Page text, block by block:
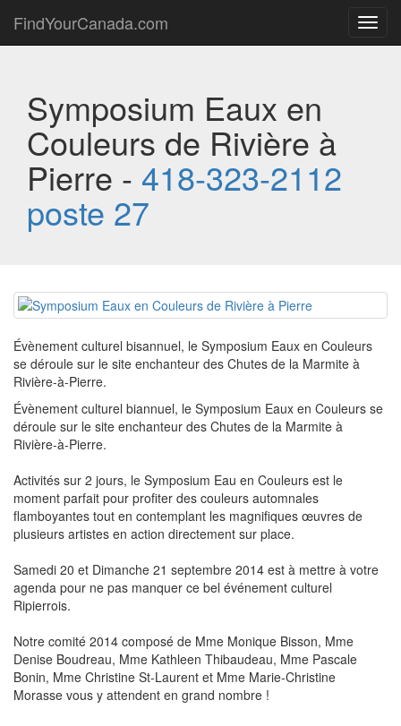
FindYourCanada.com
Symposium Eaux en
Couleurs de Rivière à
Pierre - 418-323-2112
poste 27
Évènement culturel bisannuel, le Symposium Eaux en Couleurs
se déroule sur le site enchanteur des Chutes de la Marmite à
Rivière-à-Pierre.
Évènement culturel biannuel, le Symposium Eaux en Couleurs se
déroule sur le site enchanteur des Chutes de la Marmite à
Rivière-à-Pierre.
Activités sur 2 jours, le Symposium Eau en Couleurs est le
moment parfait pour profiter des couleurs automnales
flamboyantes tout en contemplant les magnifiques œuvres de
plusieurs artistes en action directement sur place.
Samedi 20 et Dimanche 21 septembre 2014 est à mettre à votre
agenda pour ne pas manquer ce bel événement culturel
Ripierrois.
Notre comité 2014 composé de Mme Monique Bisson, Mme
Denise Boudreau, Mme Kathleen Thibaudeau, Mme Pascale
Bonin, Mme Christine St-Laurent et Mme Marie-Christine
Morasse vous y attendent en grand nombre !